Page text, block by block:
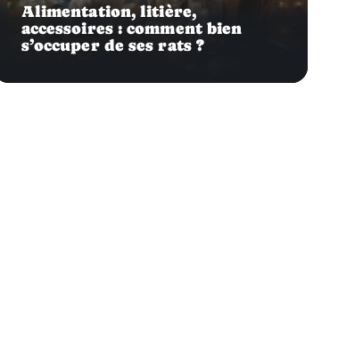
Alimentation, litière,
accessoires : comment bien
s’occuper de ses rats ?